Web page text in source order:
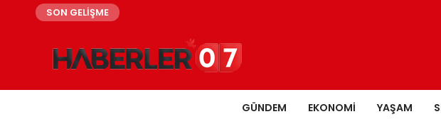
SON GELİŞME
GÜNDEM EKONOMI YAŞAM